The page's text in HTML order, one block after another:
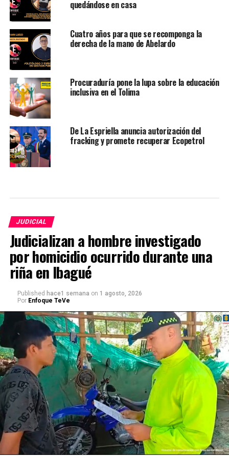
quedándose en casa
Cuatro años para que se recomponga la
derecha de la mano de Abelardo
Procuraduría pone la lupa sobre la educación
inclusiva en el Tolima
De La Espriella anuncia autorización del
fracking y promete recuperar Ecopetrol
JUDICIAL
Judicializan a hombre investigado
por homicidio ocurrido durante una
riña en Ibagué
Published hace1 semana on 1 agosto, 2026
Por Enfoque TeVe